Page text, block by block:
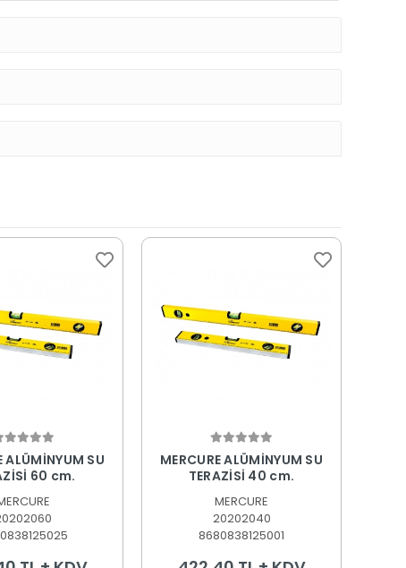
Sepete Ekle
ALÜMİNYUM SU
TERAZİSİ 60 cm.
Sepete Ekle
MERCURE ALÜMİNYUM SU
TERAZİSİ 40 cm.
MERCURE
20202040
8680838125001